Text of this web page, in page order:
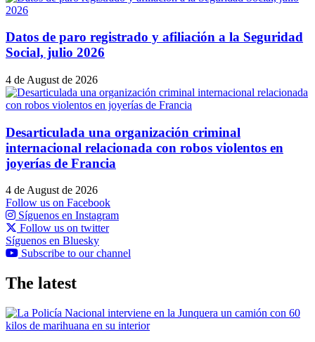
Datos de paro registrado y afiliación a la Seguridad
Social, julio 2026
4 de August de 2026
Desarticulada una organización criminal
internacional relacionada con robos violentos en
joyerías de Francia
4 de August de 2026
Follow us on Facebook
Síguenos en Instagram
Follow us on twitter
Síguenos en Bluesky
Subscribe to our channel
The latest